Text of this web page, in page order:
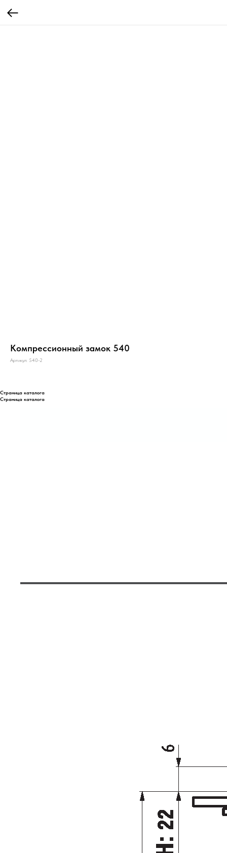
Компрессионный замок 540
Артикул: 540-2
Страница каталога
Страница каталога